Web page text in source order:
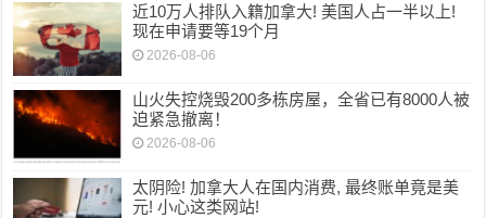
近10万人排队入籍加拿大! 美国人占一半以上!
现在申请要等19个月
2026-08-06
山火失控烧毁200多栋房屋，全省已有8000人被
迫紧急撤离！
2026-08-06
太阴险! 加拿大人在国内消费, 最终账单竟是美
元! 小心这类网站!